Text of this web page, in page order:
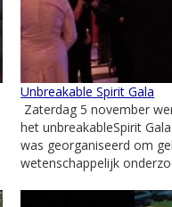
Unbreakable Spirit Gala
Zaterdag 5 november
het unbreakableSpirit
was georganiseerd om
wetenschappelijk